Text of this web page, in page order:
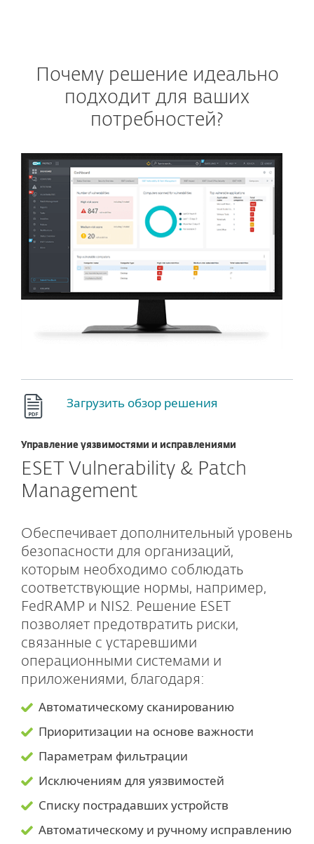
Почему решение идеально
подходит для ваших
потребностей?
Загрузить обзор решения
Управление уязвимостями и исправлениями
ESET Vulnerability & Patch
Management
Обеспечивает дополнительный уровень
безопасности для организаций,
которым необходимо соблюдать
соответствующие нормы, например,
FedRAMP и NIS2. Решение ESET
позволяет предотвратить риски,
связанные с устаревшими
операционными системами и
приложениями, благодаря:
Автоматическому сканированию
Приоритизации на основе важности
Параметрам фильтрации
Исключениям для уязвимостей
Списку пострадавших устройств
Автоматическому и ручному исправлению